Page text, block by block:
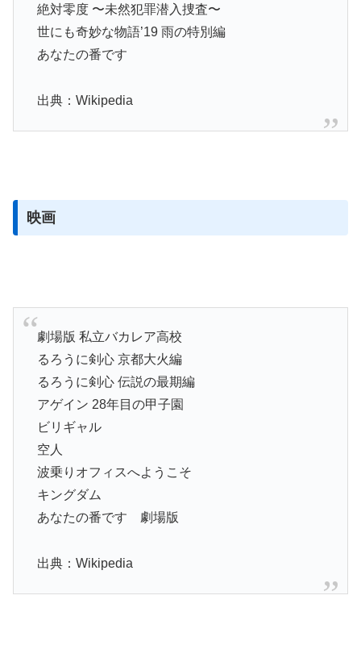
絶対零度 〜未然犯罪潜入捜査〜
世にも奇妙な物語’19 雨の特別編
あなたの番です
出典：Wikipedia
映画
劇場版 私立バカレア高校
るろうに剣心 京都大火編
るろうに剣心 伝説の最期編
アゲイン 28年目の甲子園
ビリギャル
空人
波乗りオフィスへようこそ
キングダム
あなたの番です 劇場版
出典：Wikipedia